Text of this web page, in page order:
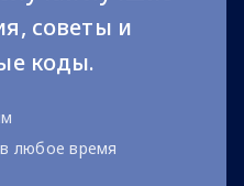
советы и
коды.
любое время